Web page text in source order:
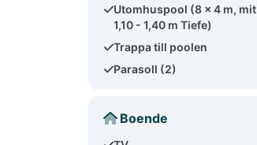
Utomhuspool (8 x 4 m, mit
1,10 - 1,40 m Tiefe)
Trappa till poolen
Parasoll (2)
Boende